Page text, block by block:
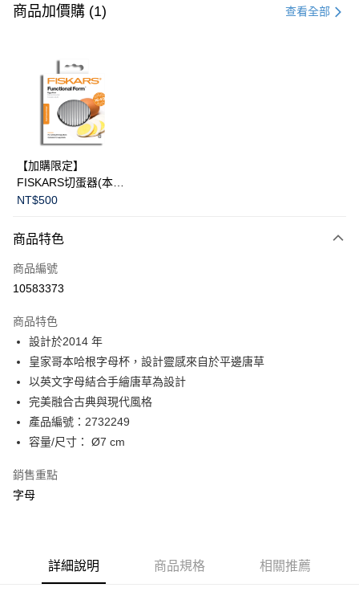
信用卡一次付款
3 期 0 利率 每期
合作金庫商業銀行
華南商業銀行
上海商業儲蓄銀行
國泰世華商業銀行
臺灣中小企業銀行
匯豐（台灣）商業銀行
聯邦商業銀行
元大商業銀行
台新國際商業銀行
LINE Pay
Apple Pay
運送方式
黑貓宅急便
商品加價購 (1) 查看全部
【加購限定】
FISKARS切蛋器(本商
品不提供破損保證)
NT$500
商品特色
商品編號
10583373
商品特色
設計於2014 年
皇家哥本哈根字母杯，設計靈感來自於平邊唐草
以英文字母結合手繪唐草為設計
完美融合古典與現代風格
產品編號：2732249
容量/尺寸： Ø7 cm
銷售重點
字母
詳細說明 商品規格 相關推薦